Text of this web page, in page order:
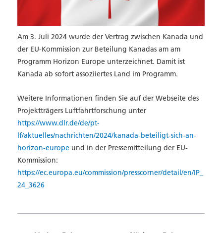
Am 3. Juli 2024 wurde der Vertrag zwischen Kanada und
der EU-Kommission zur Beteilung Kanadas am am
Programm Horizon Europe unterzeichnet. Damit ist
Kanada ab sofort assoziiertes Land im Programm.
Weitere Informationen finden Sie auf der Webseite des
Projektträgers Luftfahrtforschung unter
https://www.dlr.de/de/pt-
lf/aktuelles/nachrichten/2024/kanada-beteiligt-sich-an-
horizon-europe und in der Pressemitteilung der EU-
Kommission:
https://ec.europa.eu/commission/presscorner/detail/en/IP_
24_3626